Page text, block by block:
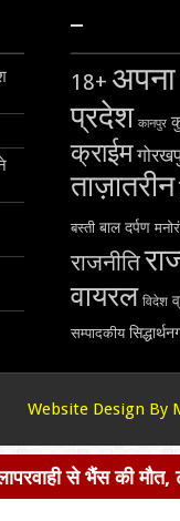
–
18+
प्रदेश कानपुर
क्राईम
ताज़ातरीन
बस्ती बाल दर्पण
राजनीति
वायरल विदेश
सम्पादकीय
Website Design By
से भैंस की मौत, टल गया